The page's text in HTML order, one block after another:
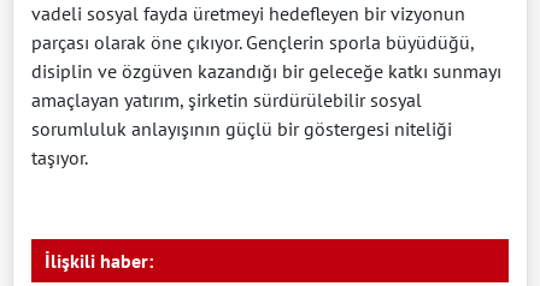
vadeli sosyal fayda üretmeyi hedefleyen bir vizyonun
parçası olarak öne çıkıyor. Gençlerin sporla büyüdüğü,
disiplin ve özgüven kazandığı bir geleceğe katkı sunmayı
amaçlayan yatırım, şirketin sürdürülebilir sosyal
sorumluluk anlayışının güçlü bir göstergesi niteliği
taşıyor.
İlişkili haber: